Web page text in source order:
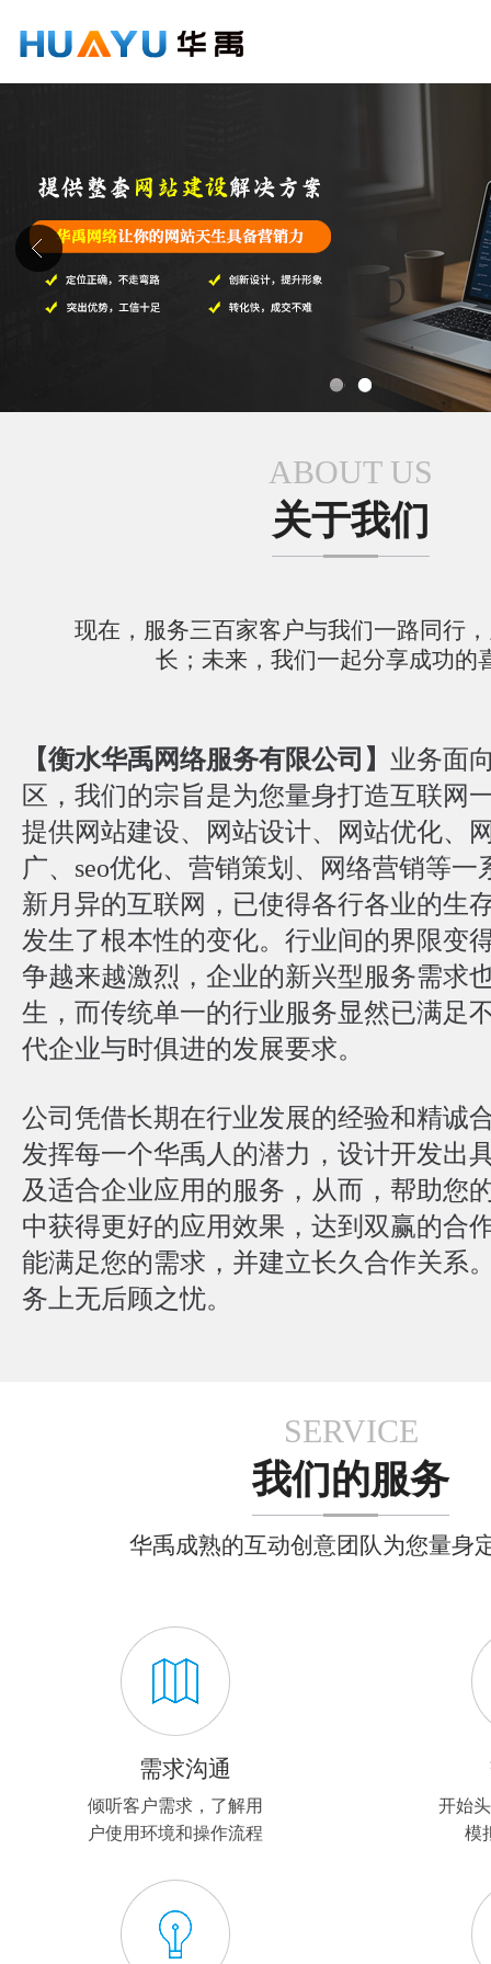
ABOUT US
关于我们
现在，服务三百家客户与我们一路同行
长；未来，我们一起分享成功的
【衡水华禹网络服务有限公司】 业务面
区，我们的宗旨是为您量身打造互联网
提供网站建设、网站设计、网站优化、
广、seo优化、营销策划、网络营销等
新月异的互联网，已使得各行各业的生
发生了根本性的变化。行业间的界限变
争越来越激烈，企业的新兴型服务需求
生，而传统单一的行业服务显然已满足
代企业与时俱进的发展要求。
公司凭借长期在行业发展的经验和精诚
发挥每一个华禹人的潜力，设计开发出
及适合企业应用的服务，从而，帮助您
中获得更好的应用效果，达到双赢的合
能满足您的需求，并建立长久合作关系
务上无后顾之忧。
SERVICE
我们的服务
华禹成熟的互动创意团队为您量身
需求沟通
倾听客户需求，了解用
户使用环境和操作流程
开始
模